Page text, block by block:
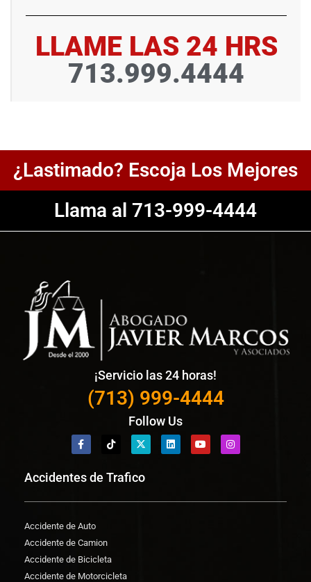
LLAME LAS 24 HRS
713.999.4444
¿Lastimado? Escoja Los Mejores
Llama al 713-999-4444
¡Servicio las 24 horas!
(713) 999-4444
Follow Us
Accidentes de Trafico
Accidente de Auto
Accidente de Camion
Accidente de Bicicleta
Accidente de Motorcicleta